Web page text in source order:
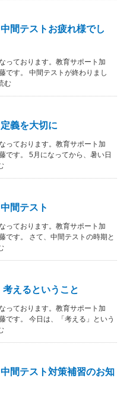
間テストお疲れ様でし
っております。教育サポート加
です。 中間テストが終わりまし
む
義を大切に
っております。教育サポート加
です。 5月になってから、暑い日
間テスト
っております。教育サポート加
です。 さて、中間テストの時期と
えるということ
っております。教育サポート加
です。 今日は、「考える」という
間テスト対策補習のお知